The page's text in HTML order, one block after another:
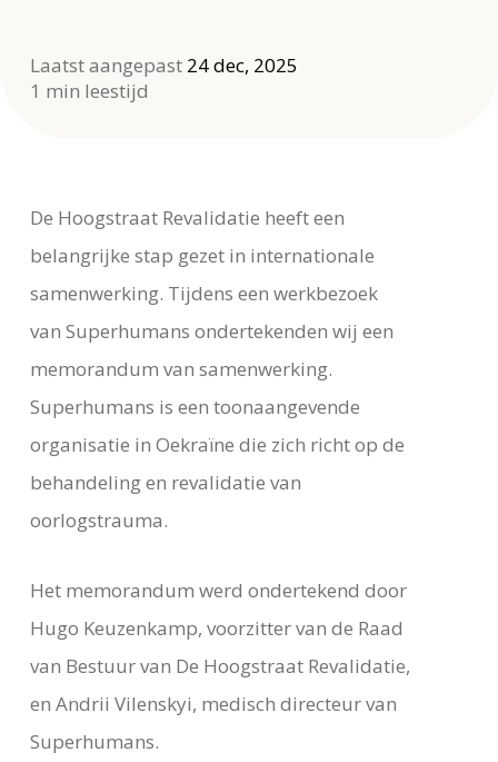
Laatst aangepast 24 dec, 2025
1 min leestijd
De Hoogstraat Revalidatie heeft een
belangrijke stap gezet in internationale
samenwerking. Tijdens een werkbezoek
van Superhumans ondertekenden wij een
memorandum van samenwerking.
Superhumans is een toonaangevende
organisatie in Oekraïne die zich richt op de
behandeling en revalidatie van
oorlogstrauma.
Het memorandum werd ondertekend door
Hugo Keuzenkamp, voorzitter van de Raad
van Bestuur van De Hoogstraat Revalidatie,
en Andrii Vilenskyi, medisch directeur van
Superhumans.